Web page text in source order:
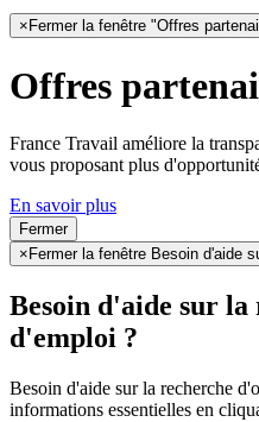
× Fermer la fenêtre "Offres
Offres
France Travail améliore la
vous proposant plus
En savoir plus
Fermer
× Fermer la fenêtre Besoin d'aide
Besoin d'aide sur
d'emploi ?
Besoin d'aide sur la recherche
informations essentielles en